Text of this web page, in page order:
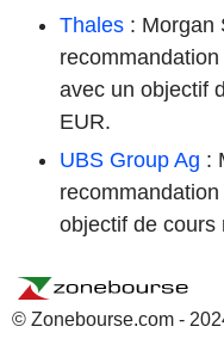
Thales : Morgan
avec un objectif
EUR.
UBS Group Ag :
objectif de cours
© Zonebourse.com -